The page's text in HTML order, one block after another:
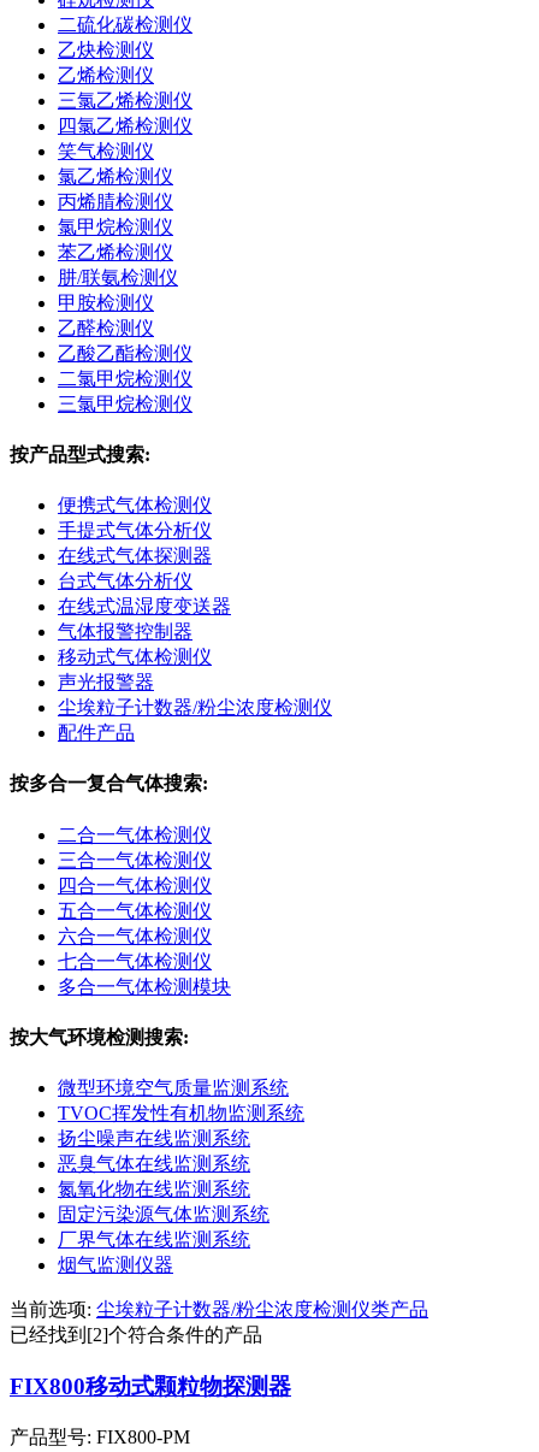
二硫化碳检测仪
乙炔检测仪
乙烯检测仪
三氯乙烯检测仪
四氯乙烯检测仪
笑气检测仪
氯乙烯检测仪
丙烯腈检测仪
氯甲烷检测仪
苯乙烯检测仪
肼/联氨检测仪
甲胺检测仪
乙醛检测仪
乙酸乙酯检测仪
二氯甲烷检测仪
三氯甲烷检测仪
按产品型式搜索:
便携式气体检测仪
手提式气体分析仪
在线式气体探测器
台式气体分析仪
在线式温湿度变送器
气体报警控制器
移动式气体检测仪
声光报警器
尘埃粒子计数器/粉尘浓度检测仪
配件产品
按多合一复合气体搜索:
二合一气体检测仪
三合一气体检测仪
四合一气体检测仪
五合一气体检测仪
六合一气体检测仪
七合一气体检测仪
多合一气体检测模块
按大气环境检测搜索:
微型环境空气质量监测系统
TVOC挥发性有机物监测系统
扬尘噪声在线监测系统
恶臭气体在线监测系统
氮氧化物在线监测系统
固定污染源气体监测系统
厂界气体在线监测系统
烟气监测仪器
当前选项: 尘埃粒子计数器/粉尘浓度检测仪类产品
已经找到[2]个符合条件的产品
FIX800移动式颗粒物探测器
产品型号: FIX800-PM